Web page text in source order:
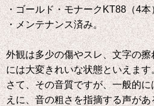
・ゴールド・モナークKT88（4本
・メンテナンス済み。
外観は多少の傷やスレ、文字の
には大変きれいな状態といえます
さて、その音質ですが、一般的
えに、音の粗さを指摘する声が